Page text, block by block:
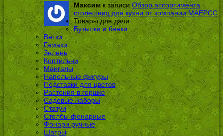
Максимк записи Обзор ассортимента
столешниц для кухни от компании МАЕРСС
Товары для дачи
Бутылки и банки
Ветки
Гамаки
Зелень
Коптильни
Мангалы
Напольные фигуры
Подставки для цветов
Растения в горшке
Садовые наборы
Статуи
Столбы фонарные
Фонари ручные
Шатры